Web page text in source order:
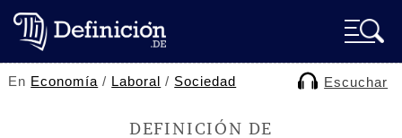
En Economía / Laboral / Sociedad Escuchar
DEFINICIÓN DE